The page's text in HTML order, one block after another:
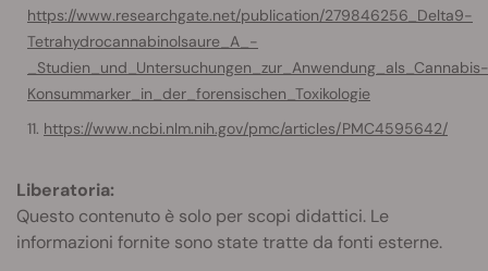
https://www.researchgate.net/publication/279846256_Delta9-
Tetrahydrocannabinolsaure_A_-
_Studien_und_Untersuchungen_zur_Anwendung_als_Cannabis-
Konsummarker_in_der_forensischen_Toxikologie
https://www.ncbi.nlm.nih.gov/pmc/articles/PMC4595642/
Liberatoria:
Questo contenuto è solo per scopi didattici. Le
informazioni fornite sono state tratte da fonti esterne.